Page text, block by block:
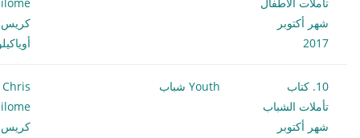
شهر أكتوبر
2017
كريس
10. كتاب
تأملات الشباب
شهر أكتوبر
Youth شباب
Chris
كريس